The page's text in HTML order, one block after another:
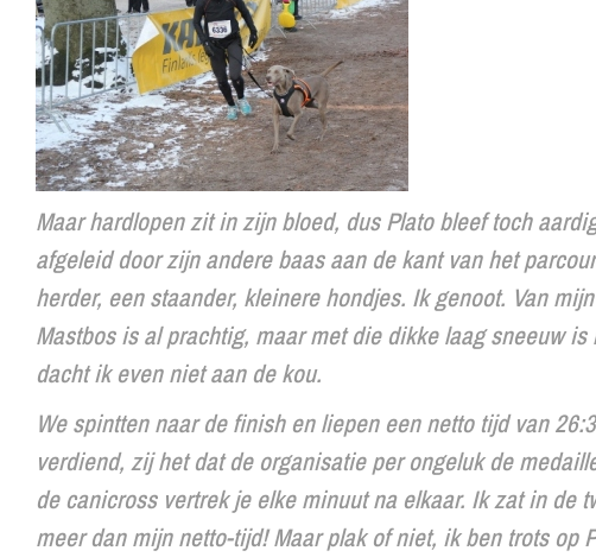
Maar hardlopen zit in zijn bloed, dus Plato bleef toch
afgeleid door zijn andere baas aan de kant van het
herder, een staander, kleinere hondjes. Ik genoot. Van
Mastbos is al prachtig, maar met die dikke laag sneeuw
dacht ik even niet aan de kou.
We spintten naar de finish en liepen een netto tijd van
verdiend, zij het dat de organisatie per ongeluk de
de canicross vertrek je elke minuut na elkaar. Ik zat in de
meer dan mijn netto-tijd! Maar plak of niet, ik ben trots op